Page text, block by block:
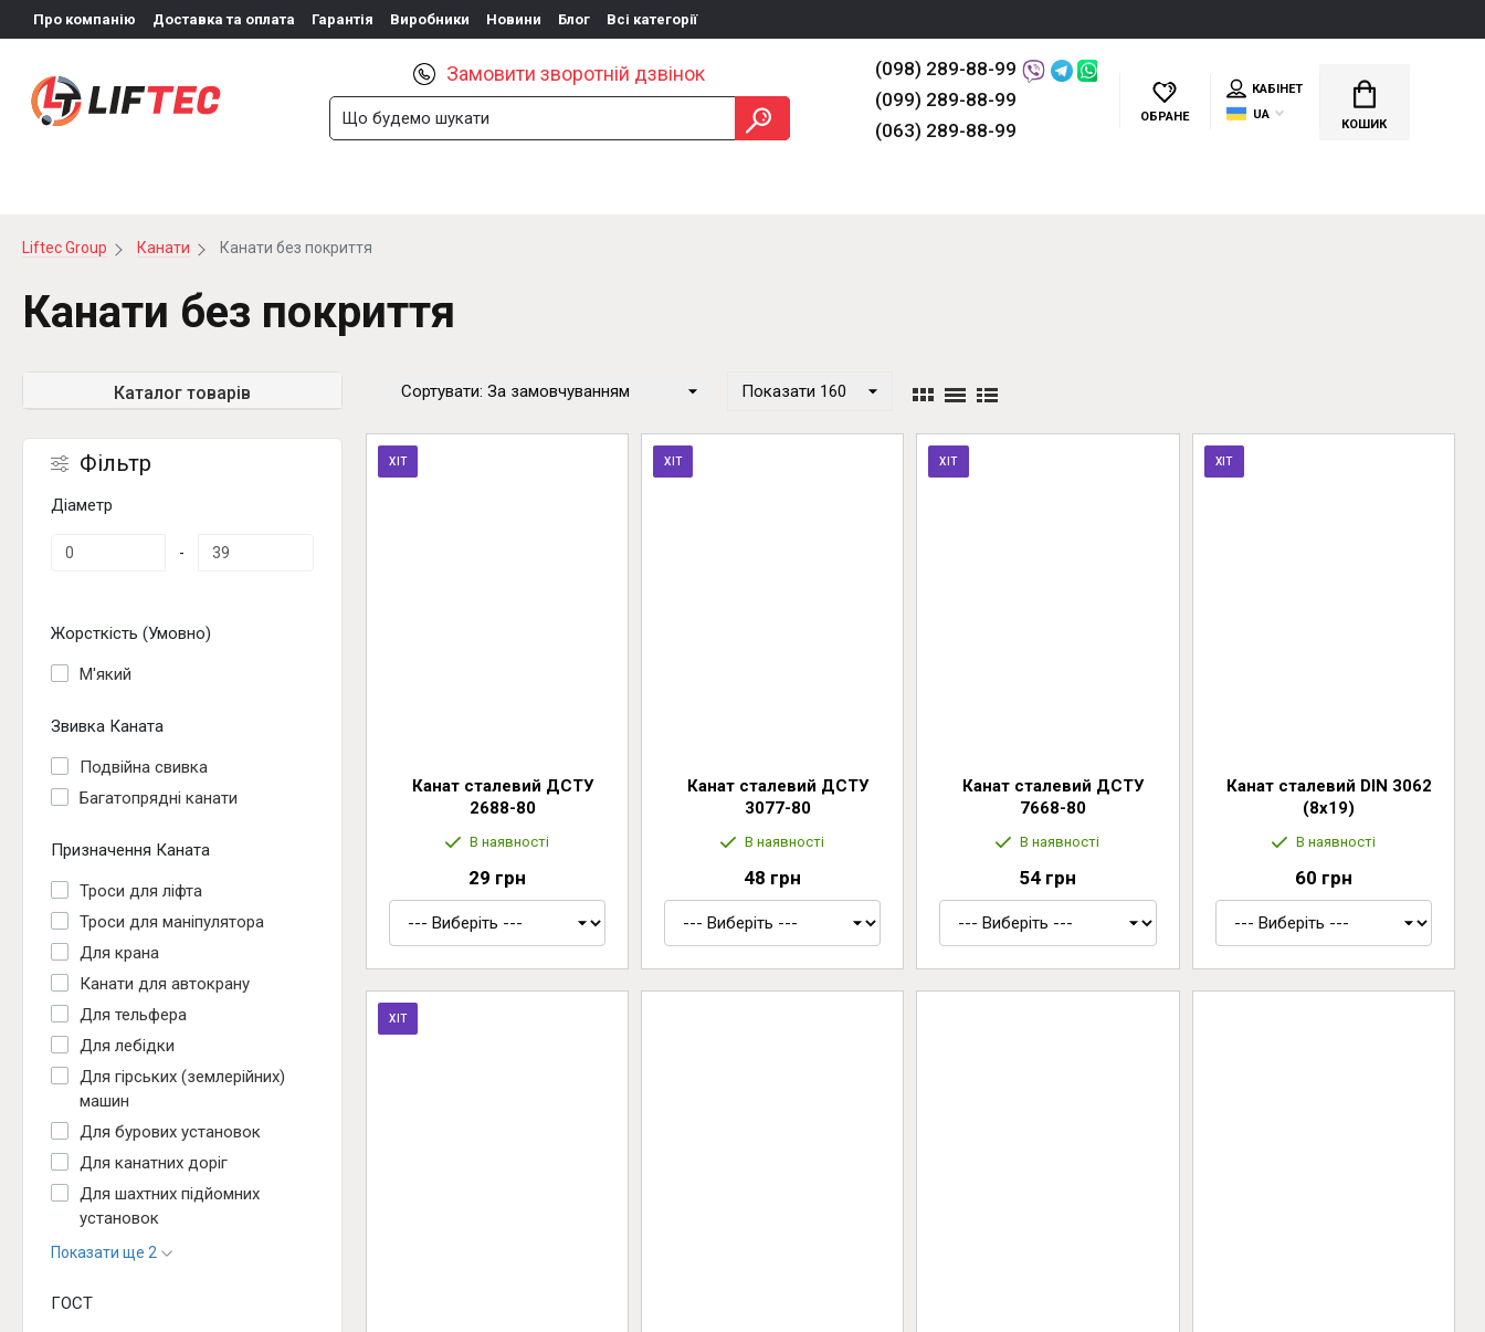
Про компанію Доставка та оплата Гарантія Виробники Новини Блог Всі категорії
Замовити зворотній дзвінок
(098) 289-88-99
(099) 289-88-99
(063) 289-88-99
ОБРАНЕ
КАБІНЕТ
UA
КОШИК
Liftec Group Канати Канати без покриття
Канати без покриття
Каталог товарів
Фільтр
Діаметр
-
Жорсткість (умовно)
М'який
Звивка Каната
Подвійна свивка
Багатопрядні канати
Призначення Каната
Троси для ліфта
Троси для маніпулятора
Для крана
Канати для автокрану
Для тельфера
Для лебідки
Для гірських (землерійних)
машин
Для бурових установок
Для канатних доріг
Для шахтних підйомних
установок
Показати ще 2
ГОСТ
Сортувати: За замовчуванням Показати 160
ХІТ
Канат сталевий ДСТУ
2688-80
В наявності
29 грн
ХІТ
Канат сталевий ДСТУ
3077-80
В наявності
48 грн
ХІТ
Канат сталевий ДСТУ
7668-80
В наявності
54 грн
ХІТ
Канат сталевий DIN 3062
(8x19)
В наявності
60 грн
ХІТ